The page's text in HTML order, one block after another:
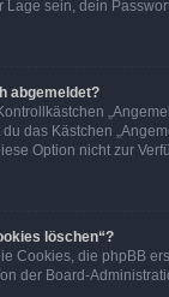
Lage sein, dein
abgemeldet?
das Kästchen
Option nicht zur
löschen“?
Cookies, die phpBB
der Board-